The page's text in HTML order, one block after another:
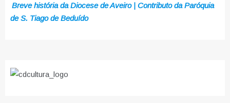
Breve história da Diocese de Aveiro | Contributo da Paróquia
de S. Tiago de Beduído